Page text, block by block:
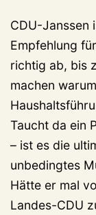
CDU-Janssen
Empfehlung
richtig ab, bis
machen
Taucht da ein
– ist es die
unbedingtes
Hätte er mal
Landes-CDU